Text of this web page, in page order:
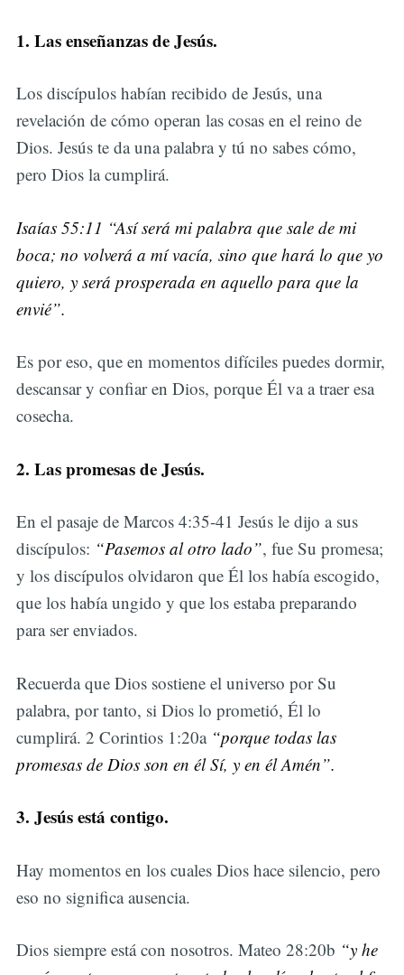
1. Las enseñanzas de Jesús.
Los discípulos habían recibido de Jesús, una
revelación de cómo operan las cosas en el reino de
Dios. Jesús te da una palabra y tú no sabes cómo,
pero Dios la cumplirá.
Isaías 55:11 “Así será mi palabra que sale de mi
boca; no volverá a mí vacía, sino que hará lo que yo
quiero, y será prosperada en aquello para que la
envié”.
Es por eso, que en momentos difíciles puedes dormir,
descansar y confiar en Dios, porque Él va a traer esa
cosecha.
2. Las promesas de Jesús.
En el pasaje de Marcos 4:35-41 Jesús le dijo a sus
discípulos: “Pasemos al otro lado”, fue Su promesa;
y los discípulos olvidaron que Él los había escogido,
que los había ungido y que los estaba preparando
para ser enviados.
Recuerda que Dios sostiene el universo por Su
palabra, por tanto, si Dios lo prometió, Él lo
cumplirá. 2 Corintios 1:20a “porque todas las
promesas de Dios son en él Sí, y en él Amén”.
3. Jesús está contigo.
Hay momentos en los cuales Dios hace silencio, pero
eso no significa ausencia.
Dios siempre está con nosotros. Mateo 28:20b “y he